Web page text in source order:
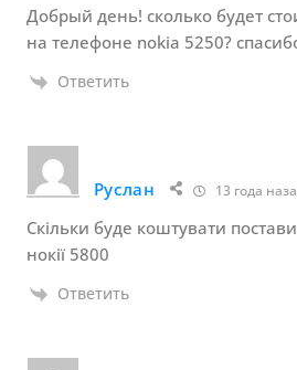
Добрый день! сколько будет
на телефоне nokia 5250?
Ответить
Руслан 13 года
Скільки буде коштувати
нокії 5800
Ответить